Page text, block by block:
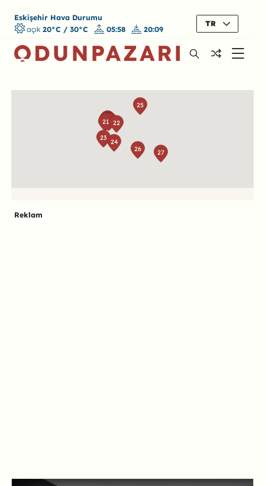
Eskişehir Hava Durumu
açık 20°C / 30°C 05:58 20:09
TR
123456789
1011
12
13
14
15
16
17
18
19
20
21 22
23 24
25
26 27
Reklam